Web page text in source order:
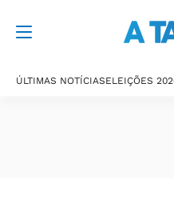
ÚLTIMAS NOTÍCIASELEIÇÕES